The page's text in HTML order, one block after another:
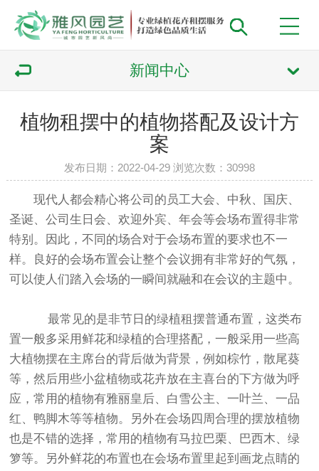
新闻中心
植物租摆中的植物搭配及设计方
案
发布日期：2022-04-29 浏览次数： 30998
现代人都会精心将公司的员工大会、中秋、国庆、
圣诞、公司生日会、欢迎外宾、年会等会场布置得非常
特别。因此，不同的场合对于会场布置的要求也不一
样。良好的会场布置会让整个会议拥有非常好的气氛，
可以使人们踏入会场的一瞬间就融和在会议的主题中。
最常见的是非节日的绿植租摆普通布置，这类布
置一般多采用鲜花和绿植的合理搭配，一般采用一些高
大植物摆在主席台的背后做为背景，例如棕竹，散尾葵
等，然后用些小盆植物或花卉放在主喜台的下方做为呼
应，常用的植物有雅丽皇后、白雪公主、一叶兰、一品
红、鸭脚木等等植物。另外在会场四周合理的摆放植物
也是不错的选择，常用的植物有马拉巴栗、巴西木、绿
箩等。另外鲜花的布置也在会场布置里起到画龙点睛的